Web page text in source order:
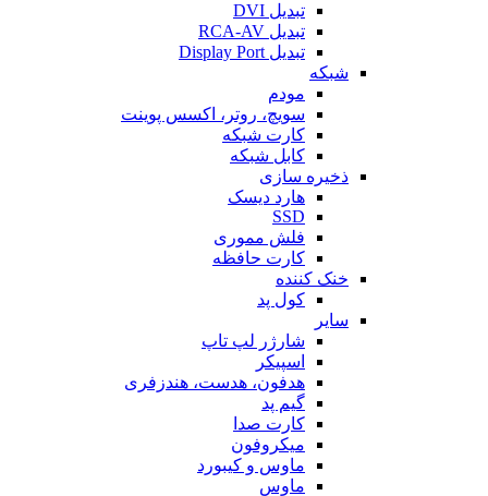
تبدیل DVI
تبدیل RCA-AV
تبدیل Display Port
شبکه
مودم
سویچ، روتر، اکسس پوینت
کارت شبکه
کابل شبکه
ذخیره سازی
هارد دیسک
SSD
فلش مموری
کارت حافظه
خنک کننده
کول پد
سایر
شارژر لپ تاپ
اسپیکر
هدفون، هدست، هندزفری
گیم پد
کارت صدا
میکروفون
ماوس و کیبورد
ماوس